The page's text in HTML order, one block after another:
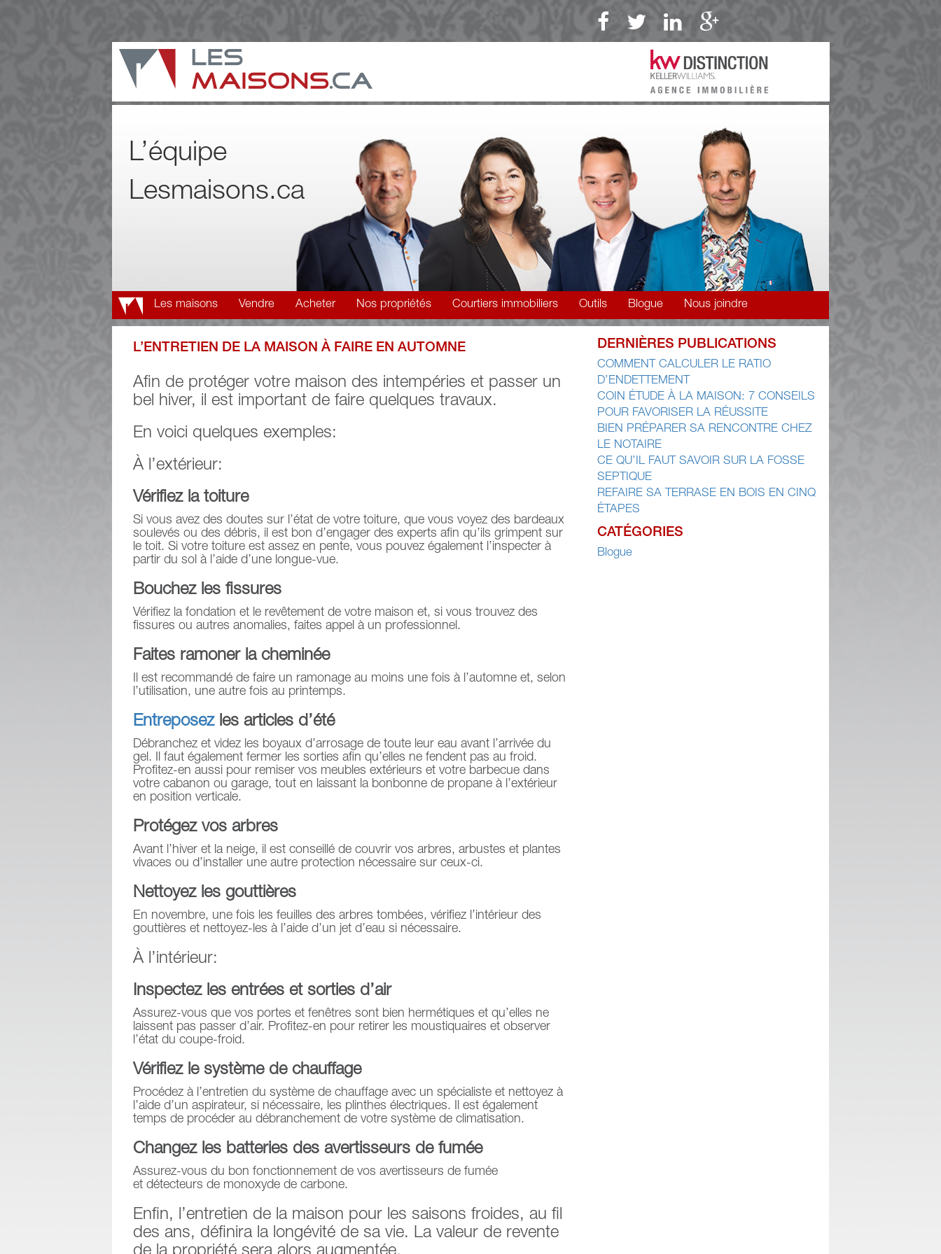
L’équipe
Lesmaisons.ca
Les maisons Vendre Acheter Nos propriétés Courtiers immobiliers Outils Blogue Nous joindre
L’ENTRETIEN DE LA MAISON À FAIRE EN AUTOMNE
Afin de protéger votre maison des intempéries et passer un
bel hiver, il est important de faire quelques travaux.
En voici quelques exemples:
À l’extérieur:
Vérifiez la toiture
Si vous avez des doutes sur l’état de votre toiture, que vous voyez des bardeaux
soulevés ou des débris, il est bon d’engager des experts afin qu’ils grimpent sur
le toit. Si votre toiture est assez en pente, vous pouvez également l’inspecter à
partir du sol à l’aide d’une longue-vue.
Bouchez les fissures
Vérifiez la fondation et le revêtement de votre maison et, si vous trouvez des
fissures ou autres anomalies, faites appel à un professionnel.
Faites ramoner la cheminée
Il est recommandé de faire un ramonage au moins une fois à l’automne et, selon
l’utilisation, une autre fois au printemps.
Entreposez les articles d’été
Débranchez et videz les boyaux d’arrosage de toute leur eau avant l’arrivée du
gel. Il faut également fermer les sorties afin qu’elles ne fendent pas au froid.
Profitez-en aussi pour remiser vos meubles extérieurs et votre barbecue dans
votre cabanon ou garage, tout en laissant la bonbonne de propane à l’extérieur
en position verticale.
Protégez vos arbres
Avant l’hiver et la neige, il est conseillé de couvrir vos arbres, arbustes et plantes
vivaces ou d’installer une autre protection nécessaire sur ceux-ci.
Nettoyez les gouttières
En novembre, une fois les feuilles des arbres tombées, vérifiez l’intérieur des
gouttières et nettoyez-les à l’aide d’un jet d’eau si nécessaire.
À l’intérieur:
Inspectez les entrées et sorties d’air
Assurez-vous que vos portes et fenêtres sont bien hermétiques et qu’elles ne
laissent pas passer d’air. Profitez-en pour retirer les moustiquaires et observer
l’état du coupe-froid.
Vérifiez le système de chauffage
Procédez à l’entretien du système de chauffage avec un spécialiste et nettoyez à
l’aide d’un aspirateur, si nécessaire, les plinthes électriques. Il est également
temps de procéder au débranchement de votre système de climatisation.
Changez les batteries des avertisseurs de fumée
Assurez-vous du bon fonctionnement de vos avertisseurs de fumée
et détecteurs de monoxyde de carbone.
Enfin, l’entretien de la maison pour les saisons froides, au fil
des ans, définira la longévité de sa vie. La valeur de revente
DERNIÈRES PUBLICATIONS
COMMENT CALCULER LE RATIO
D’ENDETTEMENT
COIN ÉTUDE À LA MAISON: 7 CONSEILS
POUR FAVORISER LA RÉUSSITE
BIEN PRÉPARER SA RENCONTRE CHEZ
LE NOTAIRE
CE QU’IL FAUT SAVOIR SUR LA FOSSE
SEPTIQUE
REFAIRE SA TERRASE EN BOIS EN CINQ
ÉTAPES
CATÉGORIES
Blogue